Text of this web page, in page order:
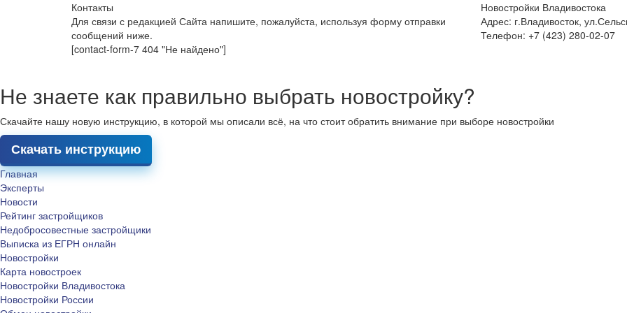
Контакты
Для связи с редакцией Сайта напишите, пожалуйста, используя форму отправки
сообщений ниже.
[contact-form-7 404 "Не найдено"]
Новостройки Владивостока
Адрес: г.Владивосток,
Телефон: +7 (423) 280-02-07
Не знаете как правильно выбрать новостройку?
Скачайте нашу новую инструкцию, в которой мы описали всё, на что стоит обратить внимание при выборе новостройки
Скачать инструкцию
Главная
Эксперты
Новости
Рейтинг застройщиков
Недобросовестные застройщики
Выписка из ЕГРН онлайн
Новостройки
Карта новостроек
Новостройки Владивостока
Новостройки России